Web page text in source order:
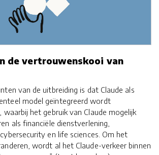
de vertrouwenskooi van
van de uitbreiding is dat Claude als
model geïntegreerd wordt
het gebruik van Claude mogelijk
als financiële dienstverlening,
en life sciences. Om het
wordt al het Claude-verkeer binnen